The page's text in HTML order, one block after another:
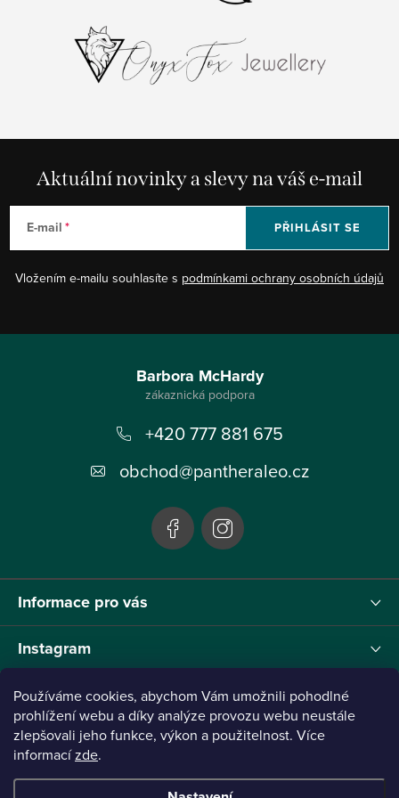
Používáme cookies, abychom Vám umožnili pohodlné
prohlížení webu a díky analýze provozu webu neustále
zlepšovali jeho funkce, výkon a použitelnost. Více
informacízde.
Aktuální novinky a slevy na váš e-mail
E-mail
Vložením e-mailu souhlasíte s podmínkami ochrany osobních údajů
PŘIHLÁSIT SE
Informace pro vás
Instagram
Barbora McHardy
+420 777 881 675
obchod@pantheraleo.cz
Tento projekt byl realizován pod reg.č. 0380001205 s názvem Panthera Leo
zaměřený na inovaci webu a marketingových nástrojů financovaný Evropskou Unií -